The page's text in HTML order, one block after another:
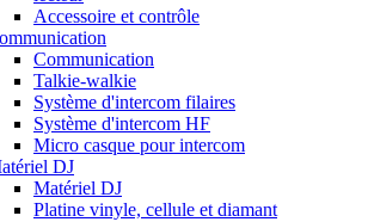
Accessoire et contrôle
Communication
Talkie-walkie
Système d'intercom filaires
Système d'intercom HF
Micro casque pour intercom
DJ
Matériel DJ
Platine vinyle, cellule et diamant